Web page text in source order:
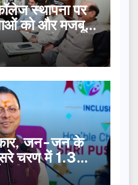
स्थापना पर
को और मजबूत
धामी…
जन-जन के
चरण में 1.34